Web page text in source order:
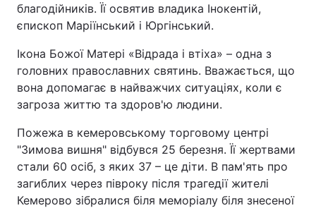
благодійників. Її освятив владика Інокентій,
єпископ Маріїнський і Юргінський.
Ікона Божої Матері «Відрада і втіха» – одна з
головних православних святинь. Вважається, що
вона допомагає в найважчих ситуаціях, коли є
загроза життю та здоров'ю людини.
Пожежа в кемеровському торговому центрі
"Зимова вишня" відбувся 25 березня. Її жертвами
стали 60 осіб, з яких 37 – це діти. В пам'ять про
загиблих через півроку після трагедії жителі
Кемерово зібралися біля меморіалу біля знесеної